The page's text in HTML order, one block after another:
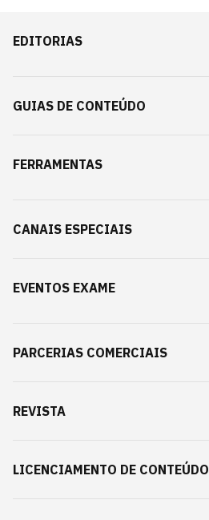
EDITORIAS
GUIAS DE CONTEÚDO
FERRAMENTAS
CANAIS ESPECIAIS
EVENTOS EXAME
PARCERIAS COMERCIAIS
REVISTA
LICENCIAMENTO DE CONTEÚDO